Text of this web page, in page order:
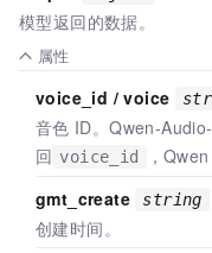
模型返回的数据。
属性
voice_id / voice
音色 ID。Qwen-
回 voice_id ，Qwen
gmt_create
string
创建时间。